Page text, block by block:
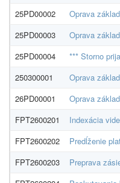
25PD00002
Oprava
25PD00003
Oprava
25PD00004
*** Storno
250300001
Oprava
26PD00001
Oprava
FPT2600201
Indexácia
FPT2600202
Predĺženie
FPT2600203
Preprava